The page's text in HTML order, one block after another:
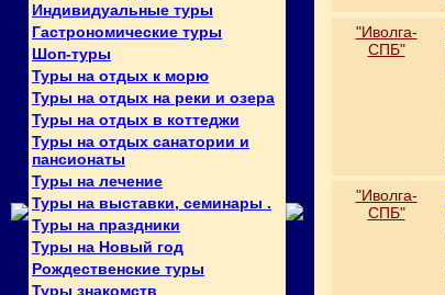
Индивидуальные туры
Гастрономические туры
Шоп-туры
Туры на отдых к морю
Туры на отдых на реки и озера
Туры на отдых в коттеджи
Туры на отдых санатории и
пансионаты
Туры на лечение
Туры на выставки, семинары .
Туры на праздники
Туры на Новый год
Рождественские туры
Туры знакомств
"Иволга-
СПБ"
"Иволга-
СПБ"